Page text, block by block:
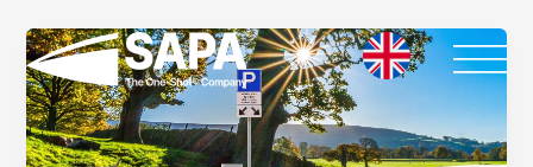
contenuto
articoli